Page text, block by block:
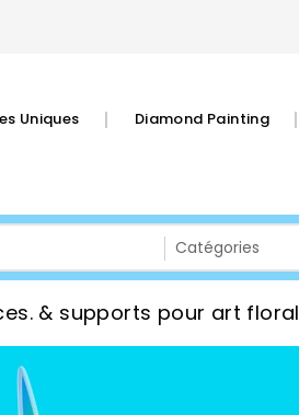
Uniques Diamond Painting
& supports pour art floral